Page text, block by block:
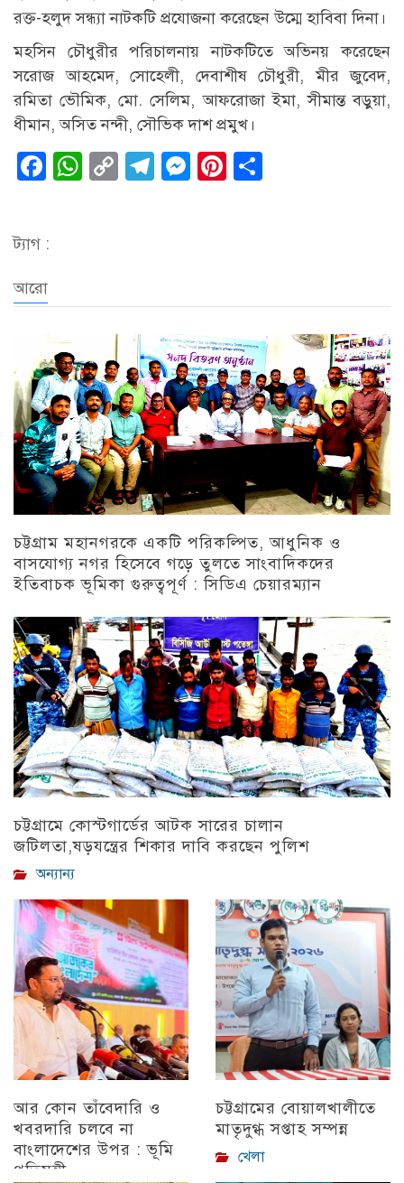
রক্ত-হলুদ সন্ধ্যা নাটকটি প্রযোজনা করেছেন উম্মে হাবিবা দিনা।
মহসিন চৌধুরীর পরিচালনায় নাটকটিতে অভিনয় করেছেন
সরোজ আহমেদ, সোহেলী, দেবাশীষ চৌধুরী, মীর জুবেদ,
রমিতা ভৌমিক, মো. সেলিম, আফরোজা ইমা, সীমান্ত বড়ুয়া,
ধীমান, অসিত নন্দী, সৌভিক দাশ প্রমুখ।
Facebook
WhatsApp
CopyTelegram
Messenger
Pinterest
ট্যাগ :
আরো
চট্টগ্রাম মহানগরকে একটি পরিকল্পিত, আধুনিক ও
বাসযোগ্য নগর হিসেবে গড়ে তুলতে সাংবাদিকদের
ইতিবাচক ভূমিকা গুরুত্বপূর্ণ : সিডিএ চেয়ারম্যান
চট্টগ্রাম
চট্টগ্রামে কোস্টগার্ডের আটক সারের চালান
জটিলতা,ষড়যন্ত্রের শিকার দাবি করছেন পুলিশ
অন্যান্য
আর কোন তাঁবেদারি ও
খবরদারি চলবে না
বাংলাদেশের উপর : ভূমি
প্রতিমন্ত্রী
চট্টগ্রামের বোয়ালখালীতে
মাতৃদুগ্ধ সপ্তাহ সম্পন্ন
খেলা